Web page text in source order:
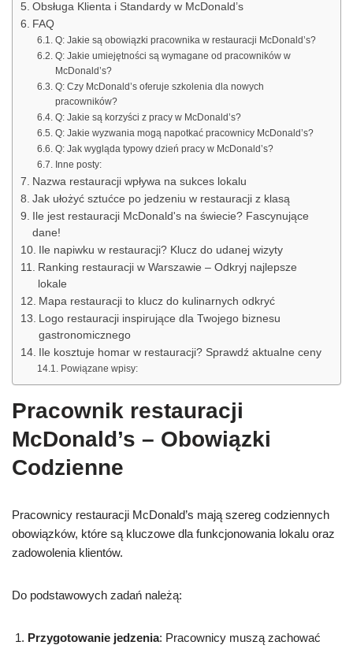
Obsługa Klienta i Standardy w McDonald’s
FAQ
Q: Jakie są obowiązki pracownika w restauracji McDonald’s?
Q: Jakie umiejętności są wymagane od pracowników w
McDonald’s?
Q: Czy McDonald’s oferuje szkolenia dla nowych
pracowników?
Q: Jakie są korzyści z pracy w McDonald’s?
Q: Jakie wyzwania mogą napotkać pracownicy McDonald’s?
Q: Jak wygląda typowy dzień pracy w McDonald’s?
Inne posty:
Nazwa restauracji wpływa na sukces lokalu
Jak ułożyć sztućce po jedzeniu w restauracji z klasą
Ile jest restauracji McDonald's na świecie? Fascynujące
dane!
Ile napiwku w restauracji? Klucz do udanej wizyty
Ranking restauracji w Warszawie – Odkryj najlepsze
lokale
Mapa restauracji to klucz do kulinarnych odkryć
Logo restauracji inspirujące dla Twojego biznesu
gastronomicznego
Ile kosztuje homar w restauracji? Sprawdź aktualne ceny
Powiązane wpisy:
Pracownik restauracji
McDonald’s – Obowiązki
Codzienne
Pracownicy restauracji McDonald’s mają szereg codziennych
obowiązków, które są kluczowe dla funkcjonowania lokalu oraz
zadowolenia klientów.
Do podstawowych zadań należą:
Przygotowanie jedzenia: Pracownicy muszą zachować